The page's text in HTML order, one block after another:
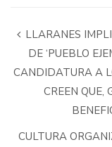
LLARANES
DE ‘PUEBLO
CANDIDATURA A
CREEN QUE,
CULTURA